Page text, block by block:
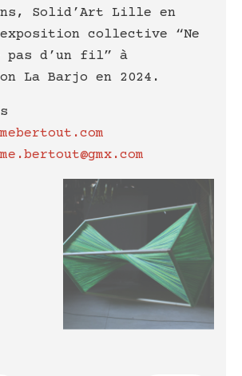
Solid’Art Lille en
collective “Ne
pas d’un fil” à
La Barjo en 2024.